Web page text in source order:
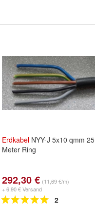
Erdkabel NYY-J 5x10 qmm 25
Meter Ring
292,30 € (11,69 €/m)
+ 6,90 € Versand
2